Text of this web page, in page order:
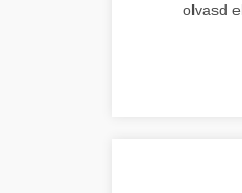
olvasd